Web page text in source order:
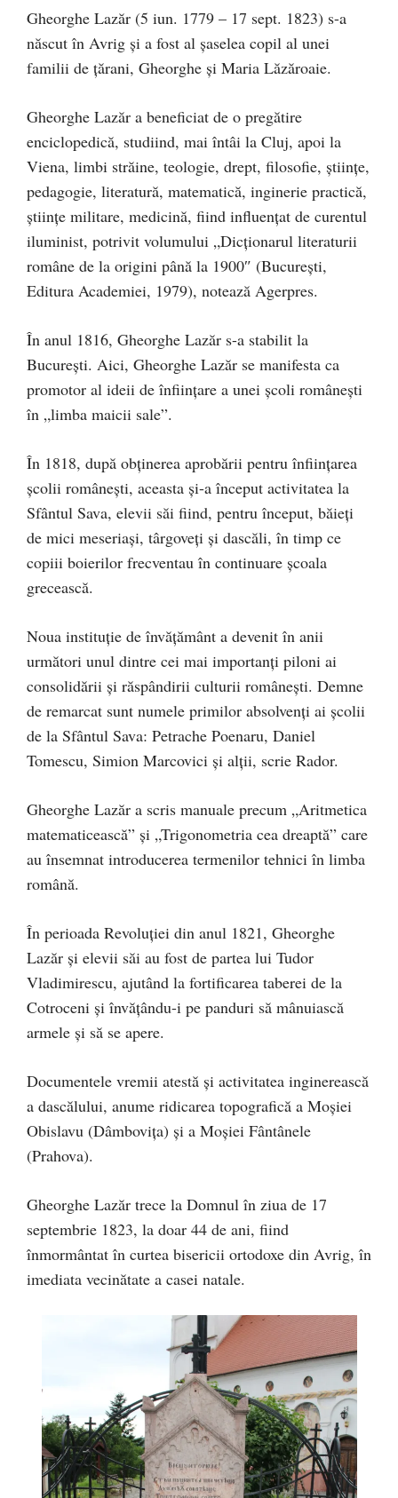
Gheorghe Lazăr (5 iun. 1779 – 17 sept. 1823) s-a
născut în Avrig și a fost al şaselea copil al unei
familii de ţărani, Gheorghe şi Maria Lăzăroaie.
Gheorghe Lazăr a beneficiat de o pregătire
enciclopedică, studiind, mai întâi la Cluj, apoi la
Viena, limbi străine, teologie, drept, filosofie, ştiinţe,
pedagogie, literatură, matematică, inginerie practică,
ştiinţe militare, medicină, fiind influenţat de curentul
iluminist, potrivit volumului „Dicţionarul literaturii
române de la origini până la 1900″ (Bucureşti,
Editura Academiei, 1979), notează Agerpres.
În anul 1816, Gheorghe Lazăr s-a stabilit la
București. Aici, Gheorghe Lazăr se manifesta ca
promotor al ideii de înființare a unei școli românești
în „limba maicii sale”.
În 1818, după obținerea aprobării pentru înființarea
școlii românești, aceasta și-a început activitatea la
Sfântul Sava, elevii săi fiind, pentru început, băieți
de mici meseriași, târgoveți și dascăli, în timp ce
copiii boierilor frecventau în continuare școala
grecească.
Noua instituție de învățământ a devenit în anii
următori unul dintre cei mai importanţi piloni ai
consolidării și răspândirii culturii românești. Demne
de remarcat sunt numele primilor absolvenţi ai şcolii
de la Sfântul Sava: Petrache Poenaru, Daniel
Tomescu, Simion Marcovici și alții, scrie Rador.
Gheorghe Lazăr a scris manuale precum „Aritmetica
matematicească” şi „Trigonometria cea dreaptă” care
au însemnat introducerea termenilor tehnici în limba
română.
În perioada Revoluției din anul 1821, Gheorghe
Lazăr și elevii săi au fost de partea lui Tudor
Vladimirescu, ajutând la fortificarea taberei de la
Cotroceni și învățându-i pe panduri să mânuiască
armele și să se apere.
Documentele vremii atestă şi activitatea inginerească
a dascălului, anume ridicarea topografică a Moșiei
Obislavu (Dâmbovița) și a Moșiei Fântânele
(Prahova).
Gheorghe Lazăr trece la Domnul în ziua de 17
septembrie 1823, la doar 44 de ani, fiind
înmormântat în curtea bisericii ortodoxe din Avrig, în
imediata vecinătate a casei natale.